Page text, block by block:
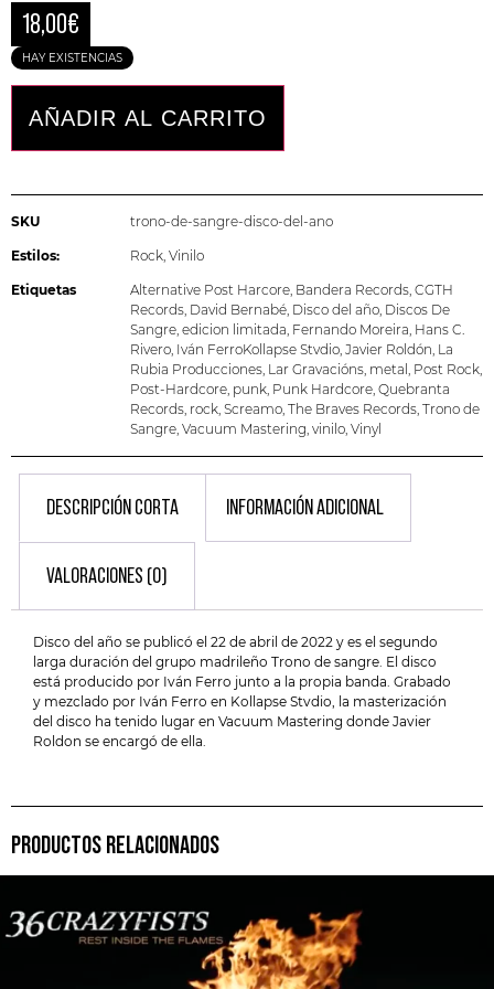
18,00€
HAY EXISTENCIAS
AÑADIR AL CARRITO
SKU trono-de-sangre-disco-del-ano
Estilos: Rock, Vinilo
Etiquetas Alternative Post Harcore, Bandera Records, CGTH
Records, David Bernabé, Disco del año, Discos De
Sangre, edicion limitada, Fernando Moreira, Hans C.
Rivero, Iván FerroKollapse Stvdio, Javier Roldón, La
Rubia Producciones, Lar Gravacións, metal , Post Rock,
Post-Hardcore, punk, Punk Hardcore, Quebranta
Records, rock, Screamo, The Braves Records, Trono de
Sangre, Vacuum Mastering, vinilo, Vinyl
DESCRIPCIÓN CORTA INFORMACIÓN ADICIONAL
VALORACIONES (0)
Disco del año se publicó el 22 de abril de 2022 y es el segundo
larga duración del grupo madrileño Trono de sangre. El disco
está producido por Iván Ferro junto a la propia banda. Grabado
y mezclado por Iván Ferro en Kollapse Stvdio, la masterización
del disco ha tenido lugar en Vacuum Mastering donde Javier
Roldon se encargó de ella.
PRODUCTOS RELACIONADOS